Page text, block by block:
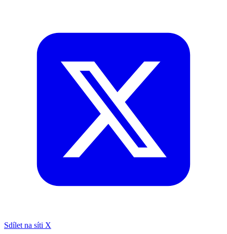
Sdílet na síti X